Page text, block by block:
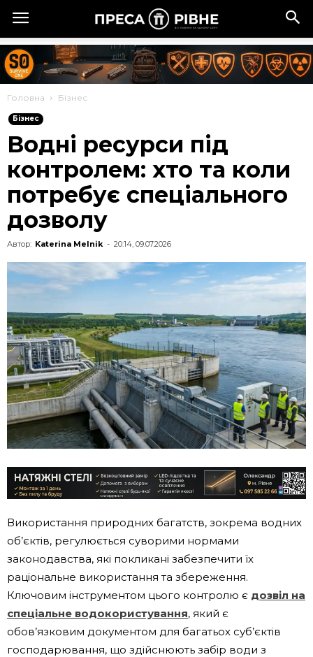
Головна Бізнес
Бізнес
Водні ресурси під
контролем: хто та коли
потребує спеціального
дозволу
Автор: Katerina Melnik - 20:14, 09.07.2026
Використання природних багатств, зокрема водних
об’єктів, регулюється суворими нормами
законодавства, які покликані забезпечити їх
раціональне використання та збереження.
Ключовим інструментом цього контролю є дозвіл на
спеціальне водокористування, який є
обов’язковим документом для багатьох суб’єктів
господарювання, що здійснюють забір води з